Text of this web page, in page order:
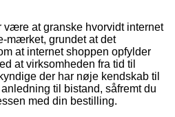
være at granske hvorvidt internet
mærket, grundet at det
at internet shoppen opfylder
at virksomheden fra tid til
der har nøje kendskab til
til bistand, såfremt du
med din bestilling.